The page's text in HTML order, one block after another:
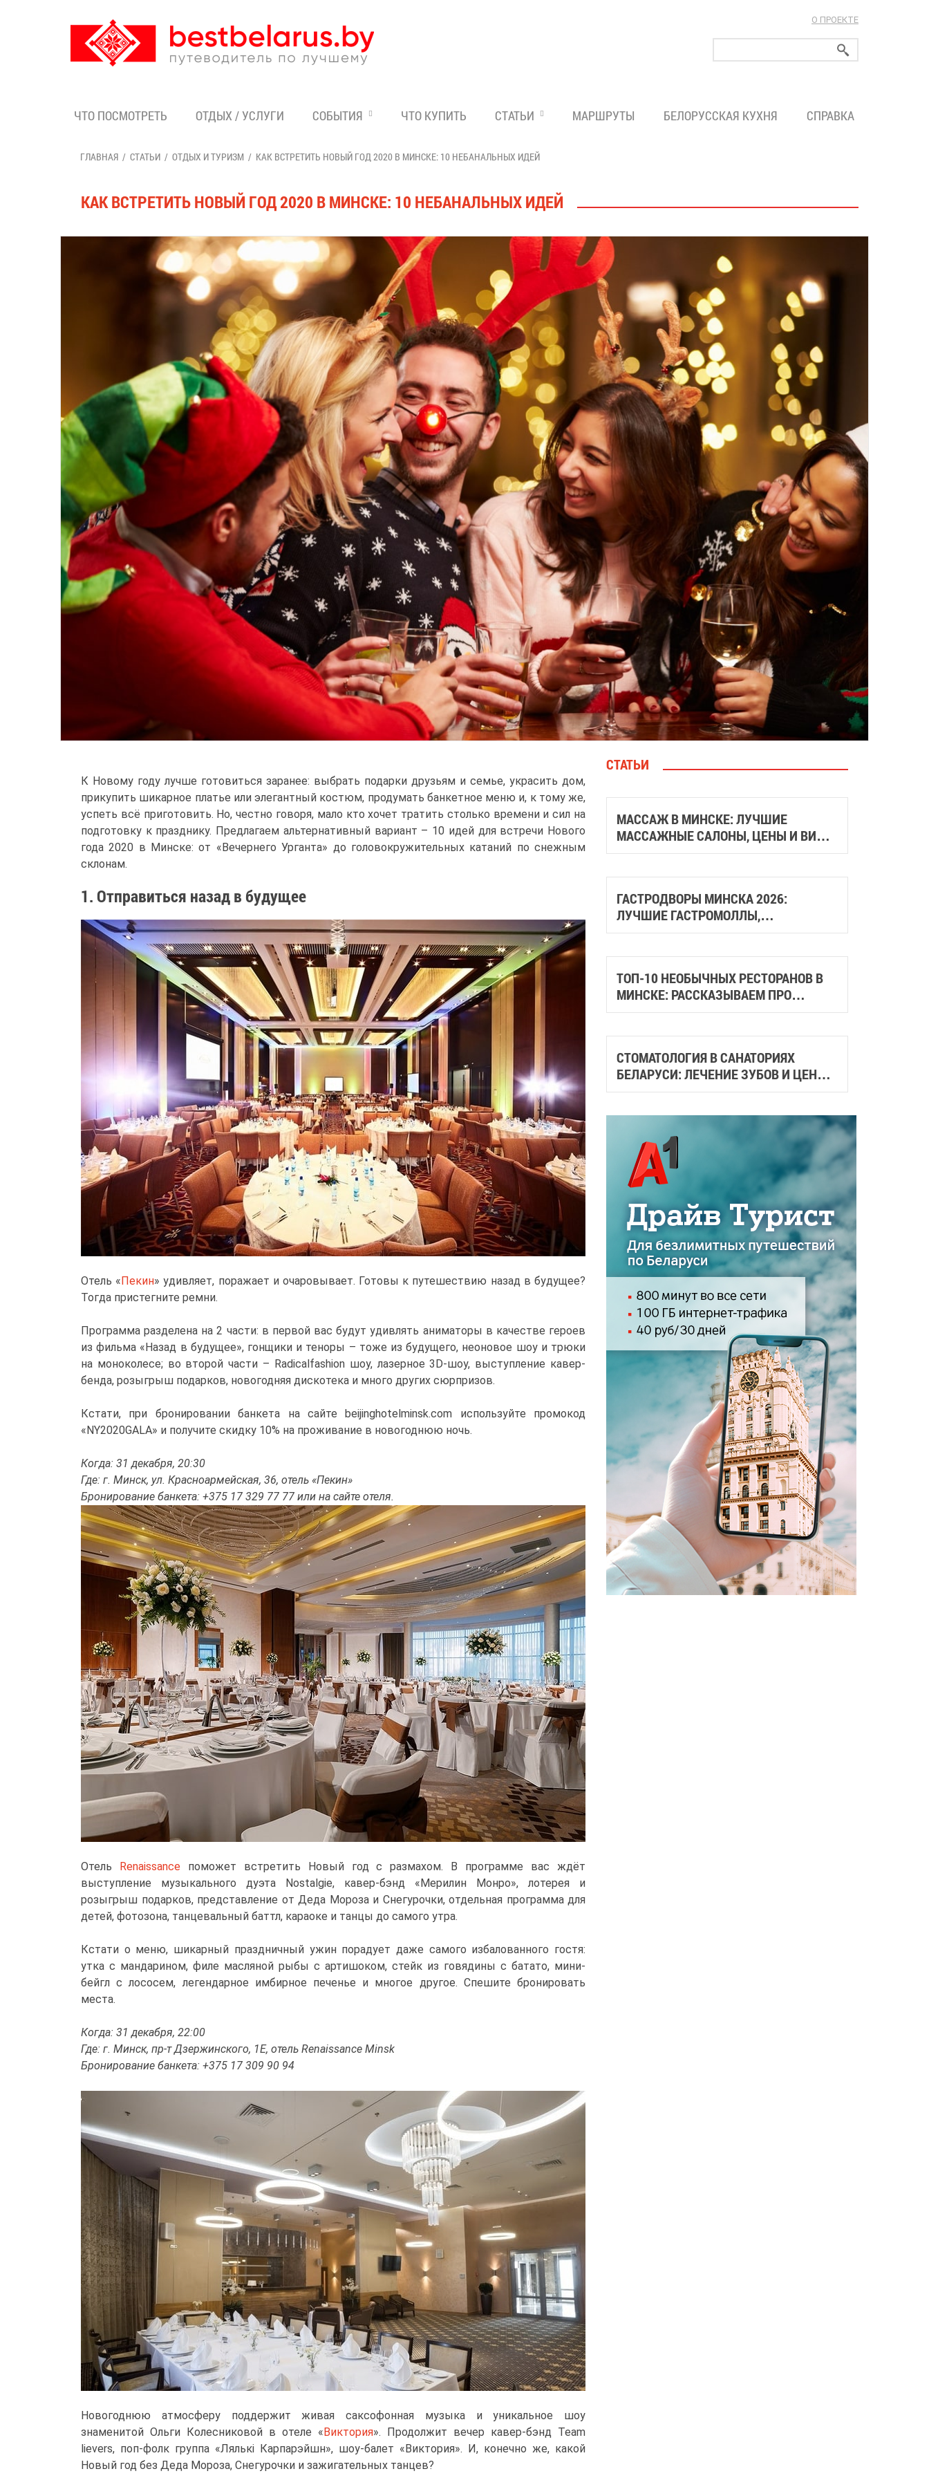
О ПРОЕКТЕ
ЧТО ПОСМОТРЕТЬ ОТДЫХ / УСЛУГИ СОБЫТИЯ ЧТО КУПИТЬ СТАТЬИ МАРШРУТЫ БЕЛОРУССКАЯ КУХНЯ СПРАВКА
ГЛАВНАЯ СТАТЬИ ОТДЫХ И ТУРИЗМ КАК ВСТРЕТИТЬ НОВЫЙ ГОД 2020 В МИНСКЕ: 10 НЕБАНАЛЬНЫХ ИДЕЙ
КАК ВСТРЕТИТЬ НОВЫЙ ГОД 2020 В МИНСКЕ: 10 НЕБАНАЛЬНЫХ ИДЕЙ
К Новому году лучше готовиться заранее: выбрать подарки друзьям и семье, украсить дом,
прикупить шикарное платье или элегантный костюм, продумать банкетное меню и, к тому же,
успеть всё приготовить. Но, честно говоря, мало кто хочет тратить столько времени и сил на
подготовку к празднику. Предлагаем альтернативный вариант – 10 идей для встречи Нового
года 2020 в Минске: от «Вечернего Урганта» до головокружительных катаний по снежным
склонам.
1. Отправиться назад в будущее
Отель «Пекин» удивляет, поражает и очаровывает. Готовы к путешествию назад в будущее?
Тогда пристегните ремни.
Программа разделена на 2 части: в первой вас будут удивлять аниматоры в качестве героев
из фильма «Назад в будущее», гонщики и теноры – тоже из будущего, неоновое шоу и трюки
на моноколесе; во второй части – Radicalfashion шоу, лазерное 3D-шоу, выступление кавер-
бенда, розыгрыш подарков, новогодняя дискотека и много других сюрпризов.
Кстати, при бронировании банкета на сайте beijinghotelminsk.com используйте промокод
«NY2020GALA» и получите скидку 10% на проживание в новогоднюю ночь.
Когда: 31 декабря, 20:30
Где: г. Минск, ул. Красноармейская, 36, отель «Пекин»
Бронирование банкета: +375 17 329 77 77 или на сайте отеля.
Отель Renaissanceпоможет встретить Новый год с размахом. В программе вас ждёт
выступление музыкального дуэта Nostalgie, кавер-бэнд «Мерилин Монро», лотерея и
розыгрыш подарков, представление от Деда Мороза и Снегурочки, отдельная программа для
детей, фотозона, танцевальный баттл, караоке и танцы до самого утра.
Кстати о меню, шикарный праздничный ужин порадует даже самого избалованного гостя:
утка с мандарином, филе масляной рыбы с артишоком, стейк из говядины с батато, мини-
бейгл с лососем, легендарное имбирное печенье и многое другое. Спешите бронировать
места.
Когда: 31 декабря, 22:00
Где: г. Минск, пр-т Дзержинского, 1Е, отель Renaissance Minsk
Бронирование банкета: +375 17 309 90 94
Новогоднюю атмосферу поддержит живая саксофонная музыка и уникальное шоу
знаменитой Ольги Колесниковой в отеле «Виктория». Продолжит вечер кавер-бэнд Team
lievers, поп-фолк группа «Лялькi Карпарэйшн», шоу-балет «Виктория». И, конечно же, какой
Новый год без Деда Мороза, Снегурочки и зажигательных танцев?
СТАТЬИ
МАССАЖ В МИНСКЕ: ЛУЧШИЕ
МАССАЖНЫЕ САЛОНЫ, ЦЕНЫ И ВИДЫ
МАССАЖА
ГАСТРОДВОРЫ МИНСКА 2026:
ЛУЧШИЕ ГАСТРОМОЛЛЫ,
ГАСТРОСКВЕРЫ И МЕСТА СО
ТОП-10 НЕОБЫЧНЫХ РЕСТОРАНОВ В
МИНСКЕ: РАССКАЗЫВАЕМ ПРО
СТИЛЬНЫЕ И АТМОСФЕРНЫЕ МЕСТА
СТОМАТОЛОГИЯ В САНАТОРИЯХ
БЕЛАРУСИ: ЛЕЧЕНИЕ ЗУБОВ И ЦЕНЫ
НА ПРОЦЕДУРЫ В 2026 ГОДУ